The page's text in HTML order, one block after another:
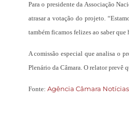
Para o presidente da Associação
atrasar a votação do projeto.
também ficamos felizes ao saber
A comissão especial que analisa o
Plenário da Câmara. O relator prevê
Fonte: Agência Câmara Notícias